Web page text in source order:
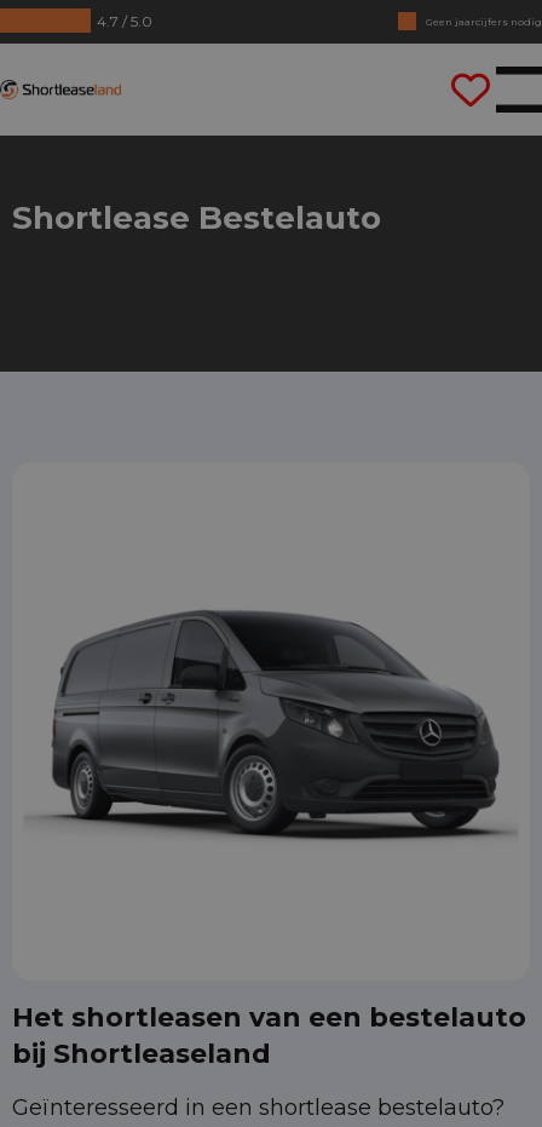
4.7 / 5.0
Geen jaarcijfers nodig
Direct rijden
Shortlease Bestelauto
Het shortleasen van een bestelauto
bij Shortleaseland
Geïnteresseerd in een shortlease bestelauto?